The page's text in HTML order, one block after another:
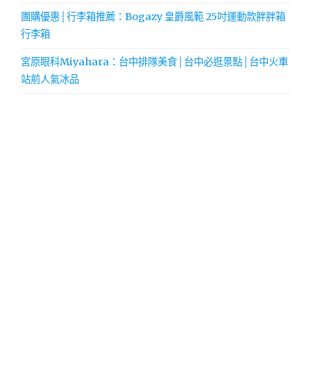
團購優惠│行李箱推薦：Bogazy 皇爵風範 25吋運動款胖胖箱
行李箱
宮原眼科Miyahara：台中排隊美食│台中必逛景點│台中火車
站前人氣冰品